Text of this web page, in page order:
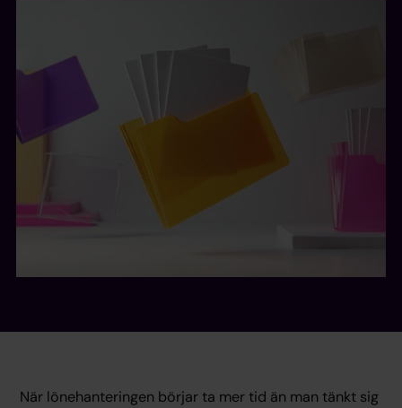
När lönehanteringen börjar ta mer tid än man tänkt sig